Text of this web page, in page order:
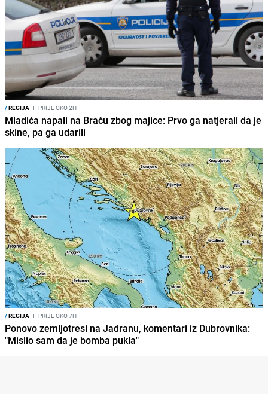
/REGIJA I PRIJE OKO 2H
Mladića napali na Braču zbog majice: Prvo ga natjerali da je
skine, pa ga udarili
/REGIJA I PRIJE OKO 7H
Ponovo zemljotresi na Jadranu, komentari iz Dubrovnika:
"Mislio sam da je bomba pukla"